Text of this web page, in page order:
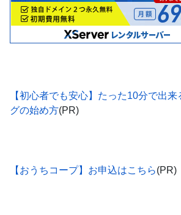
【初心者でも安心】たった10分で出来
グの始め方(PR)
【おうちコープ】お申込はこちら(PR)